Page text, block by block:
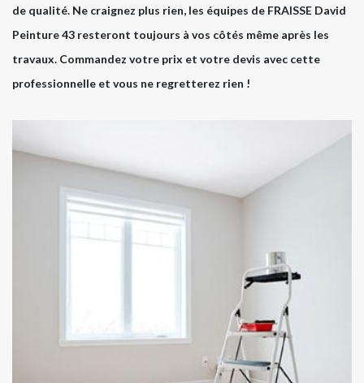
de qualité. Ne craignez plus rien, les équipes de FRAISSE David
Peinture 43 resteront toujours à vos côtés même après les
travaux. Commandez votre prix et votre devis avec cette
professionnelle et vous ne regretterez rien !